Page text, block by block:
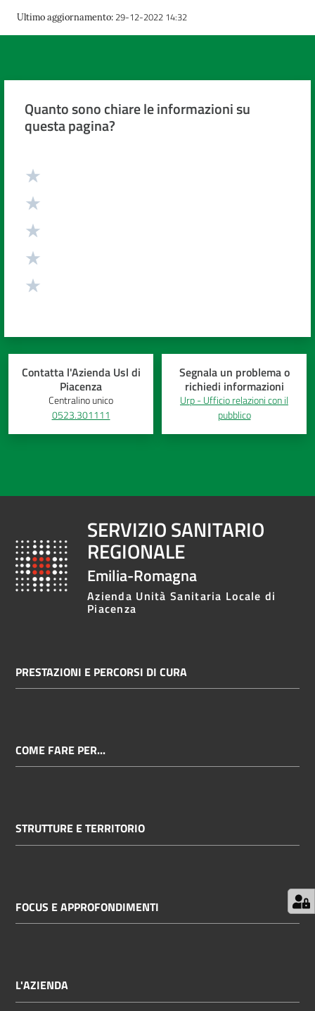
e
territorio
Piacenza
Costruiamo
Salute
Novità
ed Enti
Ultimo aggiornamento: 29-12-2022 14:32
Quanto sono chiare le informazioni su
questa pagina?
Contatta l'Azienda Usl di
Piacenza
Centralino unico
0523.301111
Segnala un problema o
richiedi informazioni
Urp - Ufficio relazioni con il
pubblico
SERVIZIO SANITARIO
REGIONALE
Emilia-Romagna
Azienda Unità Sanitaria Locale di
Piacenza
PRESTAZIONI E PERCORSI DI CURA
COME FARE PER...
STRUTTURE E TERRITORIO
FOCUS E APPROFONDIMENTI
L'AZIENDA